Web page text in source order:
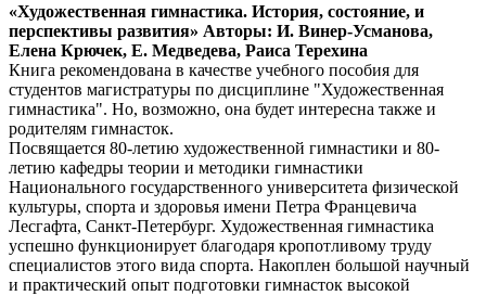
«Художественная гимнастика. История, состояние, и
перспективы развития» Авторы: И. Винер-Усманова,
Елена Крючек, Е. Медведева, Раиса Терехина
Книга рекомендована в качестве учебного пособия для
студентов магистратуры по дисциплине "Художественная
гимнастика". Но, возможно, она будет интересна также и
родителям гимнасток.
Посвящается 80-летию художественной гимнастики и 80-
летию кафедры теории и методики гимнастики
Национального государственного университета физической
культуры, спорта и здоровья имени Петра Францевича
Лесгафта, Санкт-Петербург. Художественная гимнастика
успешно функционирует благодаря кропотливому труду
специалистов этого вида спорта. Накоплен большой научный
и практический опыт подготовки гимнасток высокой